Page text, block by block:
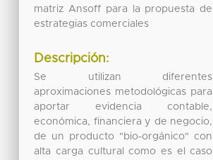
matriz Ansoff para la propuesta de
estrategias comerciales
Descripción:
Se utilizan diferentes
aproximaciones metodológicas para
aportar evidencia contable,
económica, financiera y de negocio,
de un producto "bio-orgánico" con
alta carga cultural como es el caso